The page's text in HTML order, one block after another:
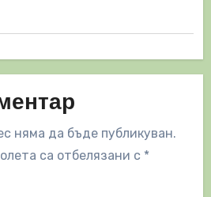
няма да бъде публикуван.
са отбелязани с *